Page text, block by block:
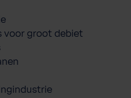
voor groot debiet